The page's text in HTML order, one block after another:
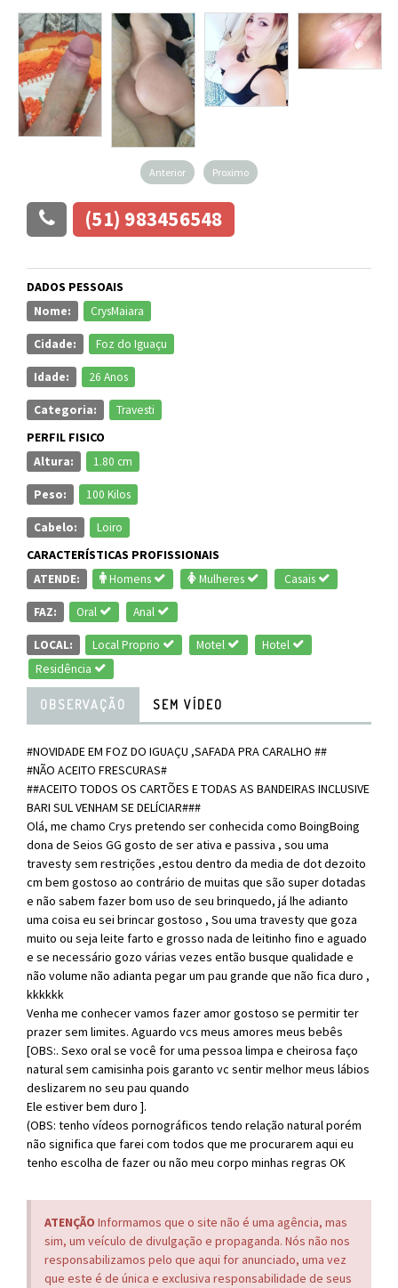
Anterior Proximo
(51) 983456548
DADOS PESSOAIS
Nome: CrysMaiara
Cidade: Foz do Iguaçu
Idade: 26 Anos
Categoria: Travesti
PERFIL FISICO
Altura: 1.80 cm
Peso: 100 Kilos
Cabelo: Loiro
CARACTERÍSTICAS PROFISSIONAIS
ATENDE: Homens Mulheres Casais
FAZ: Oral Anal
LOCAL: Local Proprio Motel
Hotel
Residência
OBSERVAÇÃO SEM VÍDEO
#NOVIDADE EM FOZ DO IGUAÇU ,SAFADA PRA CARALHO ##
#NÃO ACEITO FRESCURAS#
##ACEITO TODOS OS CARTÕES E TODAS AS BANDEIRAS INCLUSIVE
BARI SUL VENHAM SE DELÍCIAR###
Olá, me chamo Crys pretendo ser conhecida como BoingBoing
dona de Seios GG gosto de ser ativa e passiva , sou uma
travesty sem restrições ,estou dentro da media de dot dezoito
cm bem gostoso ao contrário de muitas que são super dotadas
e não sabem fazer bom uso de seu brinquedo, já lhe adianto
uma coisa eu sei brincar gostoso , Sou uma travesty que goza
muito ou seja leite farto e grosso nada de leitinho fino e aguado
e se necessário gozo várias vezes então busque qualidade e
não volume não adianta pegar um pau grande que não fica duro ,
kkkkkk
Venha me conhecer vamos fazer amor gostoso se permitir ter
prazer sem limites. Aguardo vcs meus amores meus bebês
[OBS:. Sexo oral se você for uma pessoa limpa e cheirosa faço
natural sem camisinha pois garanto vc sentir melhor meus lábios
deslizarem no seu pau quando
Ele estiver bem duro ].
(OBS: tenho vídeos pornográficos tendo relação natural porém
não significa que farei com todos que me procurarem aqui eu
tenho escolha de fazer ou não meu corpo minhas regras OK
ATENÇÃO Informamos que o site não é uma agência, mas
sim, um veículo de divulgação e propaganda. Nós não nos
responsabilizamos pelo que aqui for anunciado, uma vez
que este é de única e exclusiva responsabilidade de seus